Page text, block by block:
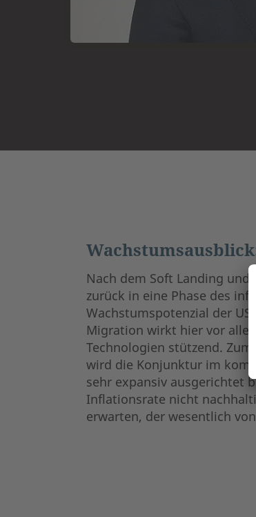
Nach dem Soft Landing
zurück in eine Phase des
Wachstumspotenzial der
Migration wirkt hier vor
Technologien stützend.
wird die Konjunktur im
sehr expansiv ausgerichtet
Inflationsrate nicht
erwarten, der wesentlich